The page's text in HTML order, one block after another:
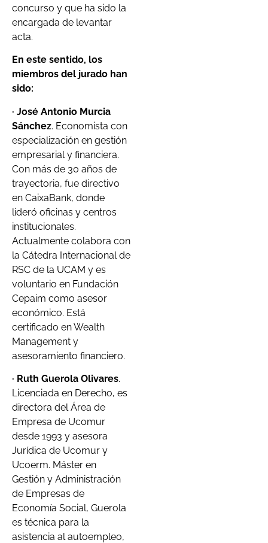
concurso y que ha sido la
encargada de levantar
acta.
En este sentido, los
miembros del jurado han
sido:
· José Antonio Murcia
Sánchez. Economista con
especialización en gestión
empresarial y financiera.
Con más de 30 años de
trayectoria, fue directivo
en CaixaBank, donde
lideró oficinas y centros
institucionales.
Actualmente colabora con
la Cátedra Internacional de
RSC de la UCAM y es
voluntario en Fundación
Cepaim como asesor
económico. Está
certificado en Wealth
Management y
asesoramiento financiero.
· Ruth Guerola Olivares.
Licenciada en Derecho, es
directora del Área de
Empresa de Ucomur
desde 1993 y asesora
Jurídica de Ucomur y
Ucoerm. Máster en
Gestión y Administración
de Empresas de
Economía Social, Guerola
es técnica para la
asistencia al autoempleo,